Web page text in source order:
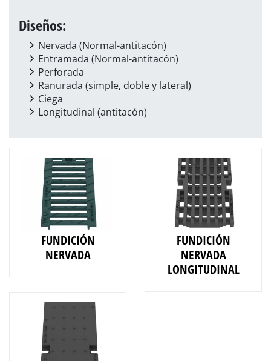
Diseños:
Nervada (Normal-antitacón)
Entramada (Normal-antitacón)
Perforada
Ranurada (simple, doble y lateral)
Ciega
Longitudinal (antitacón)
FUNDICIÓN
NERVADA
FUNDICIÓN
NERVADA
LONGITUDINAL